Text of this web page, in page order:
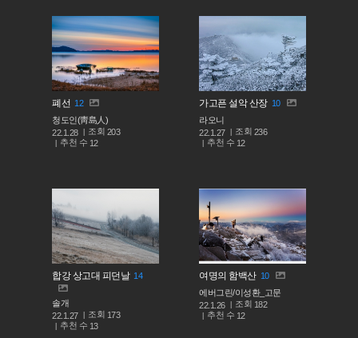
폐선 12
청도인(靑島人)
22.1.28
조회 203
추천 수 12
가고픈 설악 산장 10
라오니
22.1.27
조회 236
추천 수 12
합강 상고대 피던날 14
솔개
22.1.27
조회 173
추천 수 13
여명의 함백산 10
에버그린/이성환_고문
22.1.26
조회 182
추천 수 12